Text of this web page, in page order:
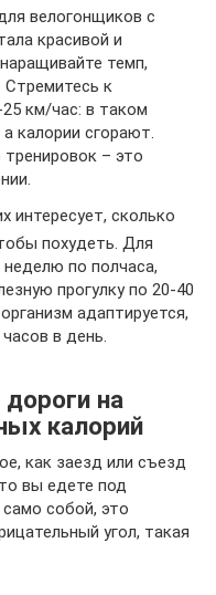
велогонщиков с
красивой и
темп,
Стремитесь к
км/час: в таком
калории сгорают.
тренировок – это
интересует, сколько
похудеть. Для
неделю по полчаса,
прогулку по 20-40
адаптируется,
в день.
дороги на
калорий
как заезд или съезд
вы едете под
собой, это
угол, такая